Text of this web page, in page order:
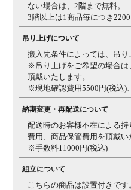
ない場合は、2階まで無料。
3階以上は1商品毎につき
吊り上げについて
搬入先条件によっては、吊り
※吊り上げをご希望の場合は
頂戴いたします。
※現地確認費用5500円(税込)
納期変更・再配送について
配送時のお客様不在による
費用、商品保管費用を頂戴い
※手数料11000円(税込)
組立について
こちらの商品は設置付きです。